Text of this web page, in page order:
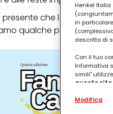
che la
qualche passo
Henkel Italia
in
descritto di
Con il tuo
Informativa
simili"
questo
terzi,
Modifica